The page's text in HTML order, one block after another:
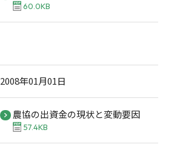
60.0KB
2008年01月01日
農協の出資金の現状と変動要因
57.4KB